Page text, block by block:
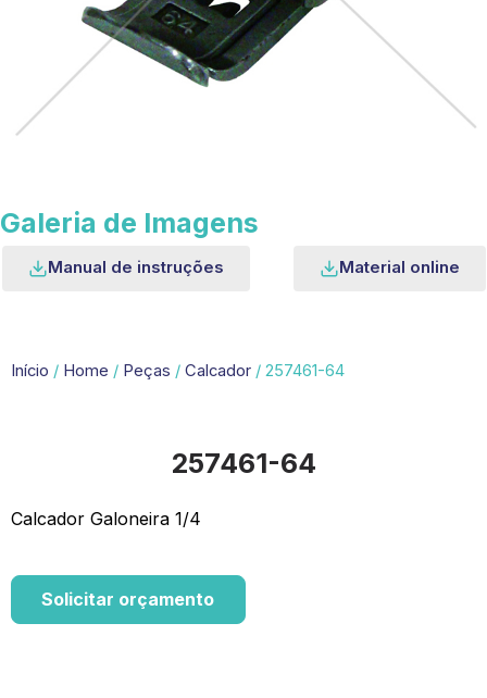
Galeria de Imagens
Manual de instruções Material online
Início / Home / Peças / Calcador / 257461-64
257461-64
Calcador Galoneira 1/4
Solicitar orçamento